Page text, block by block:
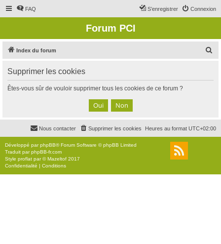
FAQ Connexion
S’enregistrer
Forum PCI
Index du forum
c
Supprimer les cookies
Êtes-vous sûr de vouloir supprimer tous les cookies de ce forum ?
Heures au format UTC+02:00
Supprimer les cookies
Nous contacter
Développé parphpBB® Forum Software © phpBB Limited
Traduit parphpBB-fr.com
Style proflat par ©Mazeltof 2017
Confidentialité | Conditions